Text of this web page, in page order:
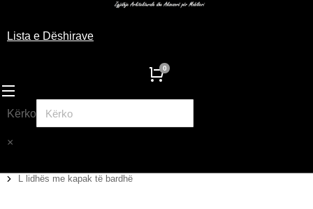
Lista e Dëshirave
Kërko
×
You are here:
L lidhës me kapak të bardhë